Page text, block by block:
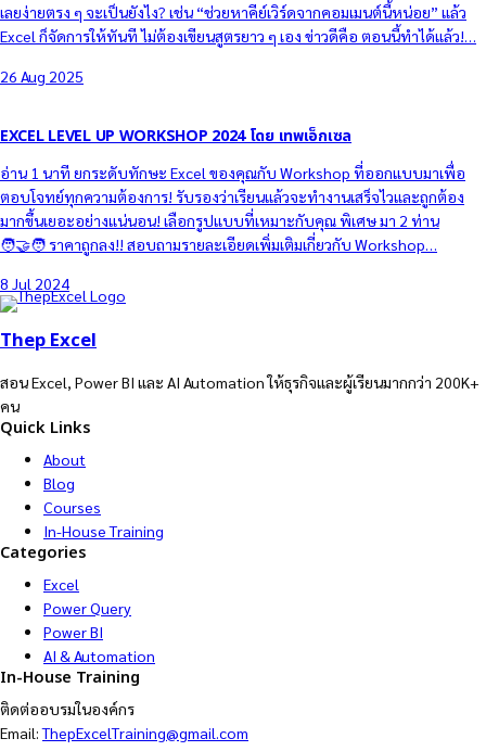
เลยง่ายตรง ๆ จะเป็นยังไง? เช่น “ช่วยหาคีย์เวิร์ดจากคอมเมนต์นี้หน่อย” แล้ว
Excel ก็จัดการให้ทันที ไม่ต้องเขียนสูตรยาว ๆ เอง ข่าวดีคือ ตอนนี้ทำได้แล้ว!…
26 Aug 2025
EXCEL LEVEL UP WORKSHOP 2024 โดย เทพเอ็กเซล
อ่าน 1 นาที ยกระดับทักษะ Excel ของคุณกับ Workshop ที่ออกแบบมาเพื่อ
ตอบโจทย์ทุกความต้องการ! รับรองว่าเรียนแล้วจะทำงานเสร็จไวและถูกต้อง
มากขึ้นเยอะอย่างแน่นอน! เลือกรูปแบบที่เหมาะกับคุณ พิเศษ มา 2 ท่าน
🧑‍🤝‍🧑 ราคาถูกลง!! สอบถามรายละเอียดเพิ่มเติมเกี่ยวกับ Workshop…
8 Jul 2024
Thep Excel
สอน Excel, Power BI และ AI Automation ให้ธุรกิจและผู้เรียนมากกว่า 200K+
คน
Quick Links
About
Blog
Courses
In-House Training
Categories
Excel
Power Query
Power BI
AI & Automation
In-House Training
ติดต่ออบรมในองค์กร
Email:ThepExcelTraining@gmail.com